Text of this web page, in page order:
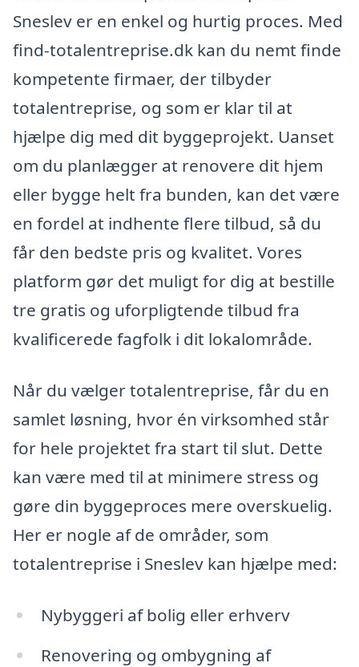
Sneslev er en enkel og hurtig proces. Med
find-totalentreprise.dk kan du nemt finde
kompetente firmaer, der tilbyder
totalentreprise, og som er klar til at
hjælpe dig med dit byggeprojekt. Uanset
om du planlægger at renovere dit hjem
eller bygge helt fra bunden, kan det være
en fordel at indhente flere tilbud, så du
får den bedste pris og kvalitet. Vores
platform gør det muligt for dig at bestille
tre gratis og uforpligtende tilbud fra
kvalificerede fagfolk i dit lokalområde.
Når du vælger totalentreprise, får du en
samlet løsning, hvor én virksomhed står
for hele projektet fra start til slut. Dette
kan være med til at minimere stress og
gøre din byggeproces mere overskuelig.
Her er nogle af de områder, som
totalentreprise i Sneslev kan hjælpe med:
Nybyggeri af bolig eller erhverv
Renovering og ombygning af